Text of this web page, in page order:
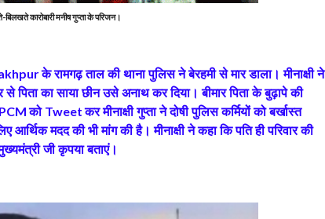
बिलखते कारोबारी मनीष गुप्ता के परिजन।
के रामगढ़ ताल की थाना पुलिस ने बेरहमी से मार डाला। मीनाक्षी ने
पिता का साया छीन उसे अनाथ कर दिया। बीमार पिता के बुढ़ापे की
को Tweetकर मीनाक्षी गुप्ता ने दोषी पुलिस कर्मियों को बर्खास्त
मदद की भी मांग की है। मीनाक्षी ने कहा कि पति ही परिवार की
जी कृपया बताएं।